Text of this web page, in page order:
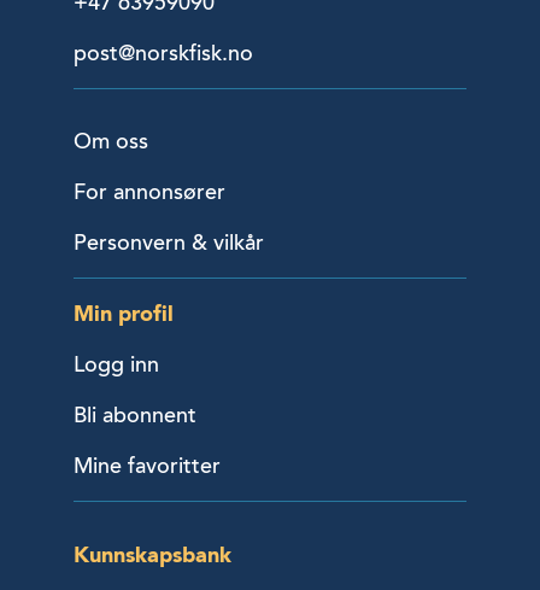
post@norskfisk.no
Om oss
For annonsører
Personvern & vilkår
Min profil
Logg inn
Bli abonnent
Mine favoritter
Kunnskapsbank